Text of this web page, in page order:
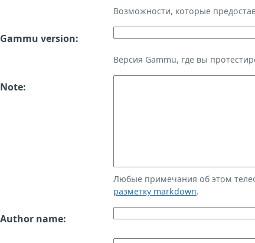
Возможности, которые
Gammu version:
Версия Gammu, где вы
Note:
Любые примечания об этом
разметку markdown.
Author name: